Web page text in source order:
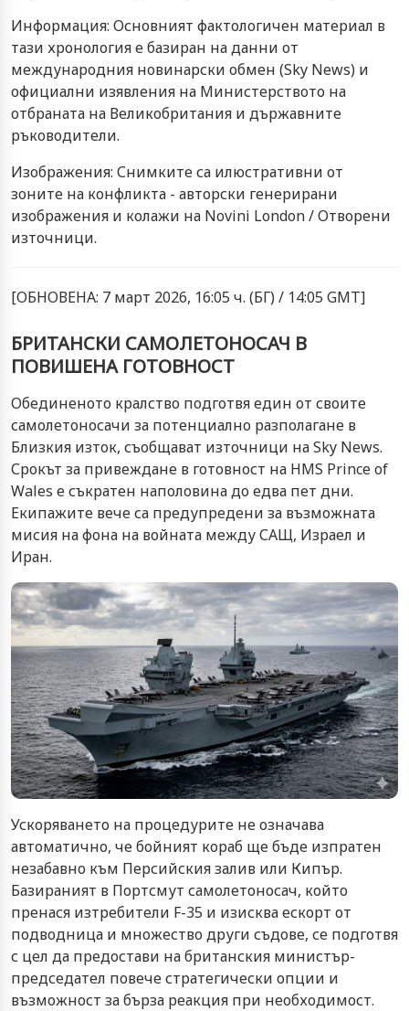
Информация: Основният фактологичен материал в
тази хронология е базиран на данни от
международния новинарски обмен (Sky News) и
официални изявления на Министерството на
отбраната на Великобритания и държавните
ръководители.
Изображения: Снимките са илюстративни от
зоните на конфликта - авторски генерирани
изображения и колажи на Novini London / Отворени
източници.
[ОБНОВЕНА: 7 март 2026, 16:05 ч. (БГ) / 14:05 GMT]
БРИТАНСКИ САМОЛЕТОНОСАЧ В
ПОВИШЕНА ГОТОВНОСТ
Обединеното кралство подготвя един от своите
самолетоносачи за потенциално разполагане в
Близкия изток, съобщават източници на Sky News.
Срокът за привеждане в готовност на HMS Prince of
Wales е съкратен наполовина до едва пет дни.
Екипажите вече са предупредени за възможната
мисия на фона на войната между САЩ, Израел и
Иран.
Ускоряването на процедурите не означава
автоматично, че бойният кораб ще бъде изпратен
незабавно към Персийския залив или Кипър.
Базираният в Портсмут самолетоносач, който
пренася изтребители F-35 и изисква ескорт от
подводница и множество други съдове, се подготвя
с цел да предостави на британския министър-
председател повече стратегически опции и
възможност за бърза реакция при необходимост.